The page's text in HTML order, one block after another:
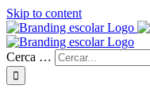
Skip to content
Cerca …